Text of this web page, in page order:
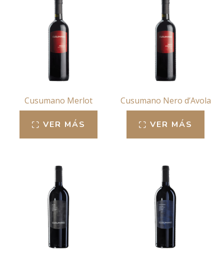
Cusumano Merlot
VER MÁS
Cusumano Nero d’Avola
VER MÁS